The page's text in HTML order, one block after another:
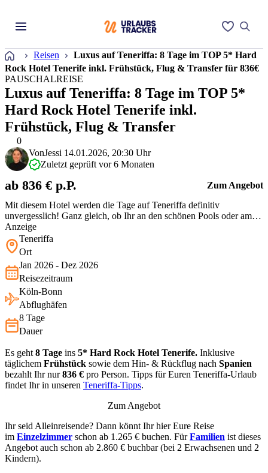
Startseite
Reisen
Luxus auf Teneriffa: 8 Tage im TOP 5* Hard
Rock Hotel Tenerife inkl. Frühstück, Flug & Transfer für 836€
0
PAUSCHALREISE
Luxus auf Teneriffa: 8 Tage im TOP 5*
Hard Rock Hotel Tenerife inkl.
Frühstück, Flug & Transfer
Mit diesem Hotel werden die Tage auf Teneriffa definitiv
unvergesslich! Ganz gleich, ob Ihr an den schönen Pools oder am
Traumstrand verweilt — Teneriffa bietet jedem Entspannung. Auch
die Bewertungen des Hotels sprechen definitiv für sich.
VonJessi 14.01.2026, 20:30 Uhr
Zuletzt geprüft vor 6 Monaten
ab 836 € p.P. Zum Angebot
Anzeige
Teneriffa
Ort
Jan 2026 - Dez 2026
Reisezeitraum
Köln-Bonn
Abflughäfen
8 Tage
Dauer
Es geht 8 Tage ins 5* Hard Rock Hotel Tenerife. Inklusive
täglichem Frühstück sowie dem Hin- & Rückflug nach Spanien
bezahlt Ihr nur836 € pro Person. Tipps für Euren Teneriffa-Urlaub
findet Ihr in unseren Teneriffa-Tipps.
Zum Angebot
Ihr seid Alleinreisende? Dann könnt Ihr hier Eure Reise
im Einzelzimmer schon ab 1.265 € buchen. FürFamilien ist dieses
Angebot auch schon ab 2.860 € buchbar (bei 2 Erwachsenen und 2
Kindern).